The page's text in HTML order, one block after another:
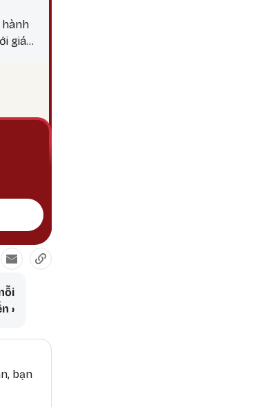
giác
để Yêu thương
›
bạn